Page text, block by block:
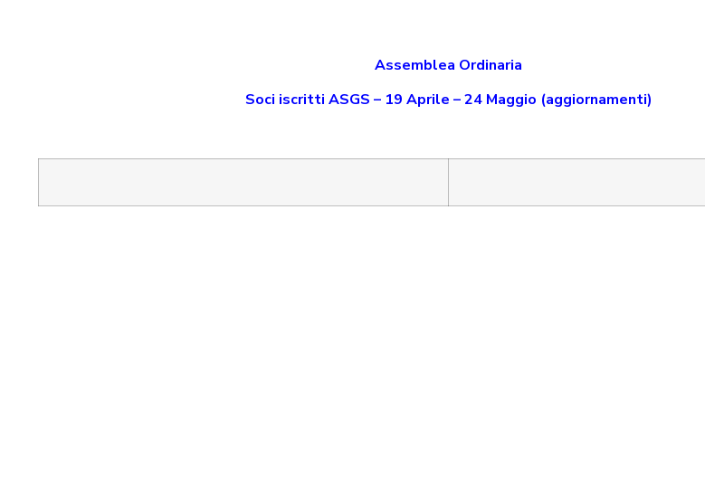
Assemblea Ordinaria
Soci iscritti ASGS – 19 Aprile – 24 Maggio (aggiornamenti)